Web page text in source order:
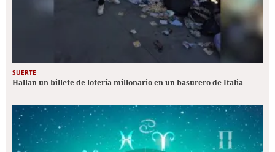
SUERTE
Hallan un billete de lotería millonario en un basurero de Italia